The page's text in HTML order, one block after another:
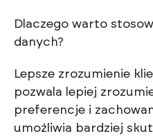
Dlaczego warto
danych?
Lepsze zrozumienie
pozwala lepiej
preferencje i
umożliwia bardziej